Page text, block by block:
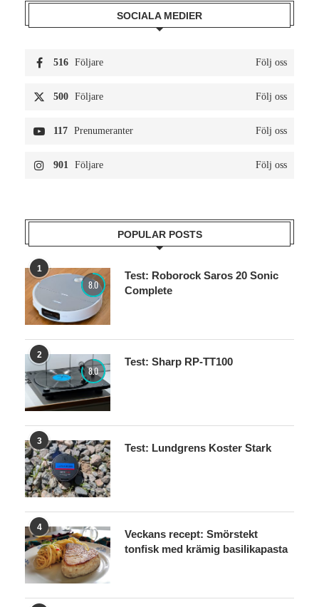
SOCIALA MEDIER
516 Följare Följ oss
500 Följare Följ oss
117 Prenumeranter Följ oss
901 Följare Följ oss
POPULAR POSTS
1
8.0
Test: Roborock Saros 20 Sonic
Complete
2
8.0
Test: Sharp RP-TT100
3
Test: Lundgrens Koster Stark
4
Veckans recept: Smörstekt
tonfisk med krämig basilikapasta